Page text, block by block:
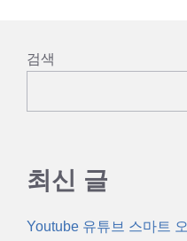
검색
최신 글
Youtube 유튜브 스마트